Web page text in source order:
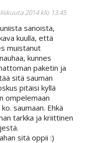
2014 klo 13.45
sanoista,
kuulla, että
muistanut
kunnes
paketin ja
sitä sauman
pitäisi kyllä
ompelemaan
saumaan. Ehkä
tarkka ja kriittinen
sitä oppii :)